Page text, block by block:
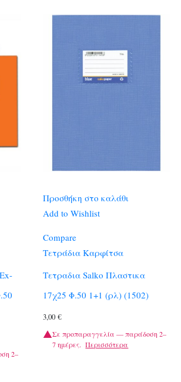
2–
Προσθήκη στο καλάθι
Add to Wishlist
Compare
Τετράδια Καρφίτσα
Τετραδια Salko Πλαστικα
17χ25 Φ.50 1+1 (ρλ) (1502)
3,00€
Σε προπαραγγελία — παράδοση 2–
7 ημέρες. Περισσότερα